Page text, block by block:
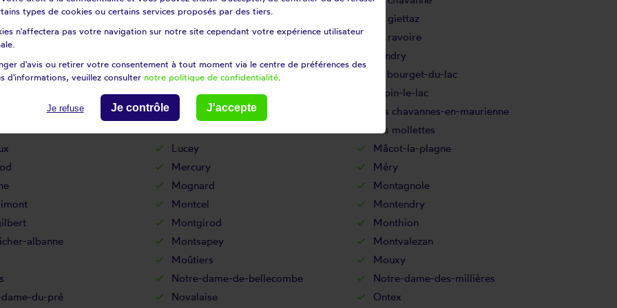
d'aime La croix-de-la-rochette
La giettaz
en-bauges La motte-servolex
La ravoire
Landry
Le bois
Le bourget-du-lac
Le verneil
Lépin-le-lac
valmorel Les chapelles
Les chavannes-en-maurienne
Les mollettes
Lucey
Mâcot-la-plagne
Mercury
Méry
Mognard
Montagnole
Montcel
Montendry
Montgirod
Monthion
albanne Montsapey
Montvalezan
Moûtiers
Mouxy
Notre-dame-de-bellecombe
Notre-dame-des-millières
du-pré Novalaise
Ontex
types de cookies ou certains services proposés par des tiers.
n'affectera pas votre navigation sur notre site cependant votre expérience utilisateur
d'avis ou retirer votre consentement à tout moment via le centre de préférences des
d'informations, veuillez consulter notre politique de confidentialité
Je refuse Je contrôle J'accepte